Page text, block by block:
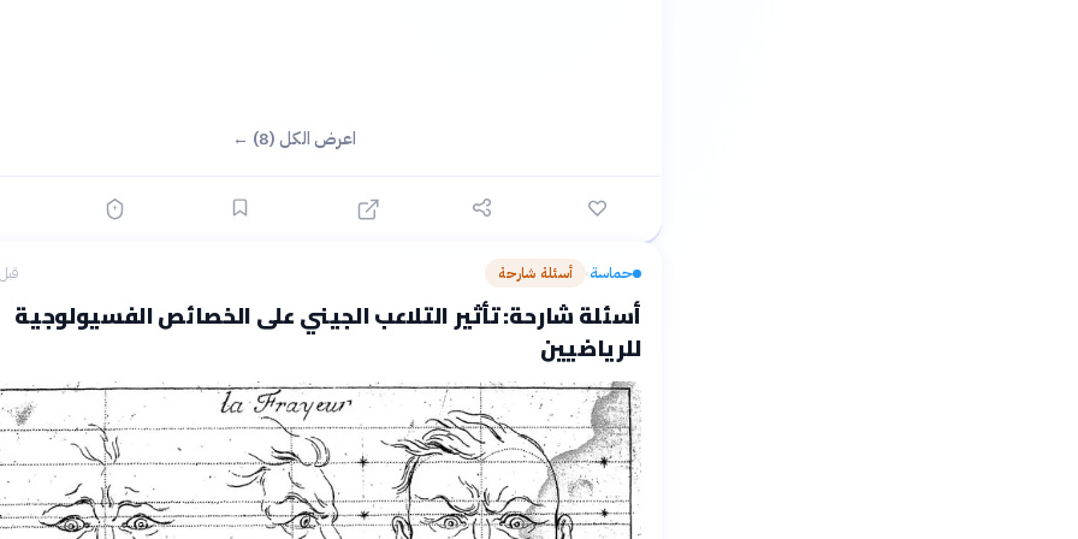
اعرض الكل (8) ←
حماسة› أسئلة شارحة قبل 3
أسئلة شارحة: تأثير التلاعب الجيني على الخصائص الفسيولوجية
للرياضيين